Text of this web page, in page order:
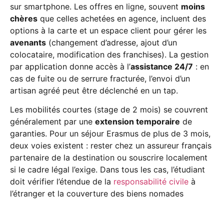
sur smartphone. Les offres en ligne, souvent moins
chères que celles achetées en agence, incluent des
options à la carte et un espace client pour gérer les
avenants (changement d’adresse, ajout d’un
colocataire, modification des franchises). La gestion
par application donne accès à l’assistance 24/7 : en
cas de fuite ou de serrure fracturée, l’envoi d’un
artisan agréé peut être déclenché en un tap.
Les mobilités courtes (stage de 2 mois) se couvrent
généralement par une extension temporaire de
garanties. Pour un séjour Erasmus de plus de 3 mois,
deux voies existent : rester chez un assureur français
partenaire de la destination ou souscrire localement
si le cadre légal l’exige. Dans tous les cas, l’étudiant
doit vérifier l’étendue de la responsabilité civile à
l’étranger et la couverture des biens nomades